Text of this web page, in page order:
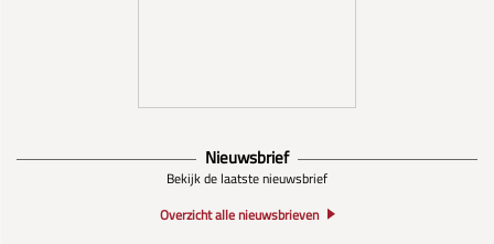
Nieuwsbrief
Bekijk de laatste nieuwsbrief
Overzicht alle nieuwsbrieven